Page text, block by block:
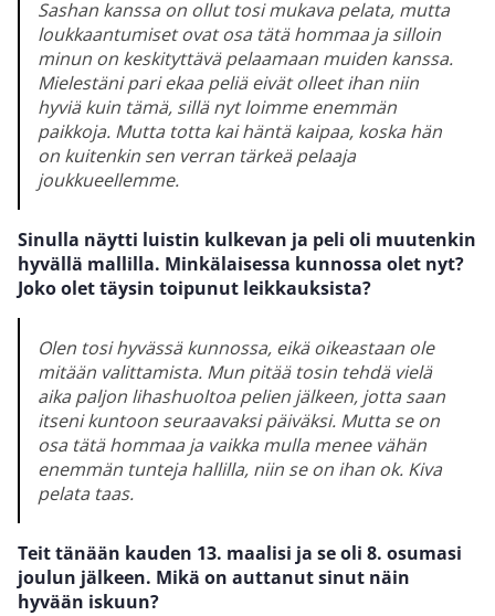
Sashan kanssa on ollut tosi mukava pelata, mutta
loukkaantumiset ovat osa tätä hommaa ja silloin
minun on keskityttävä pelaamaan muiden kanssa.
Mielestäni pari ekaa peliä eivät olleet ihan niin
hyviä kuin tämä, sillä nyt loimme enemmän
paikkoja. Mutta totta kai häntä kaipaa, koska hän
on kuitenkin sen verran tärkeä pelaaja
joukkueellemme.
Sinulla näytti luistin kulkevan ja peli oli muutenkin
hyvällä mallilla. Minkälaisessa kunnossa olet nyt?
Joko olet täysin toipunut leikkauksista?
Olen tosi hyvässä kunnossa, eikä oikeastaan ole
mitään valittamista. Mun pitää tosin tehdä vielä
aika paljon lihashuoltoa pelien jälkeen, jotta saan
itseni kuntoon seuraavaksi päiväksi. Mutta se on
osa tätä hommaa ja vaikka mulla menee vähän
enemmän tunteja hallilla, niin se on ihan ok. Kiva
pelata taas.
Teit tänään kauden 13. maalisi ja se oli 8. osumasi
joulun jälkeen. Mikä on auttanut sinut näin
hyvään iskuun?